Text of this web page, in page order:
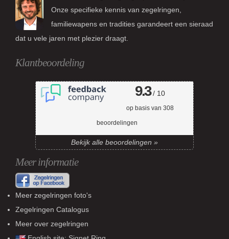
Onze specifieke kennis van zegelringen,
familiewapens en tradities garandeert een sieraad
dat u vele jaren met plezier draagt.
Klantbeoordeling
9.3/ 10
op basis van 308
beoordelingen
Bekijk alle beoordelingen »
Meer informatie
Meer zegelringen foto's
Zegelringen Catalogus
Meer over zegelringen